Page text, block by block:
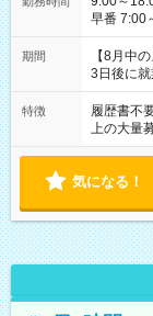
早番 7:00
と休みを
「できれ
ね。 ※Wワーク希望の方へ 今ご覧のお仕事で希望する勤務時間
と、もう
合は応募
期間
【8月中
3日後に就
特徴 履歴書不
上の大量
気になる！